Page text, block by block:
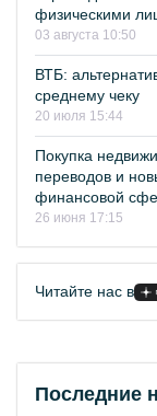
физическими
03 августа 10:50
ВТБ:
среднему чеку
20 июля 15:44
Покупка
переводов и
финансовой
26 июня 17:15
Читайте нас в
Последние